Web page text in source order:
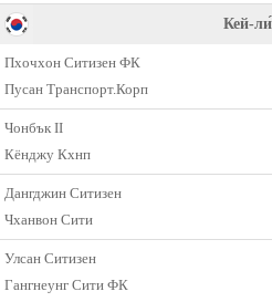
Кей-
Пхочхон Ситизен ФК
Пусан Транспорт.Корп
Чонбък II
Кёнджу Кхнп
Дангджин Ситизен
Чханвон Сити
Улсан Ситизен
Гангнеунг Сити ФК